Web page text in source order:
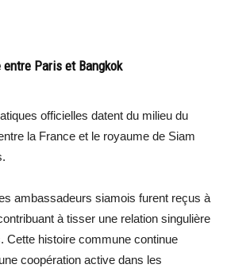
Paris et Bangkok
officielles datent du milieu du
la France et le royaume de Siam
ambassadeurs siamois furent reçus à
à tisser une relation singulière
Cette histoire commune continue
coopération active dans les